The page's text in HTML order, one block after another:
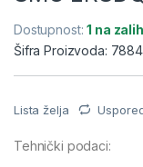
Dostupnost:1 na
Šifra Proizvoda: 7884
Lista želja
Tehnički podaci: